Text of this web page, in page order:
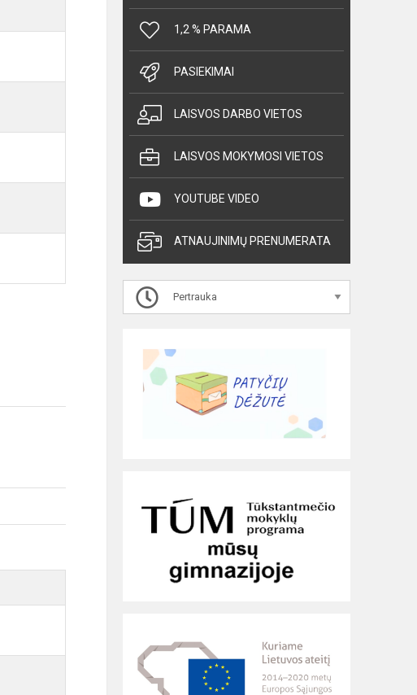
1,2 % PARAMA
PASIEKIMAI
LAISVOS DARBO VIETOS
LAISVOS MOKYMOSI VIETOS
YOUTUBE VIDEO
ATNAUJINIMŲ PRENUMERATA
Pertrauka